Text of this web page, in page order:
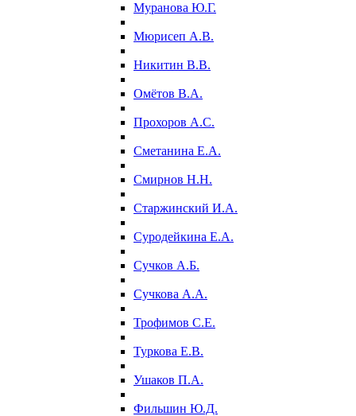
Муранова Ю.Г.
Мюрисеп А.В.
Никитин В.В.
Омётов В.А.
Прохоров А.С.
Сметанина Е.А.
Смирнов Н.Н.
Старжинский И.А.
Суродейкина Е.А.
Сучков А.Б.
Сучкова А.А.
Трофимов С.Е.
Туркова Е.В.
Ушаков П.А.
Фильшин Ю.Д.